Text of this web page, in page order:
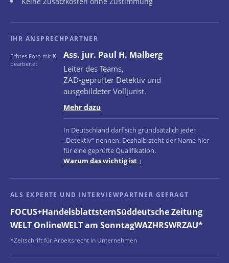
ALS EXPERTE UND INTERVIEWPARTNER GEFRAGT
FOCUS+HandelsblattsternSüddeutsche Zeitung
WELT OnlineWELT am SonntagWAZHRSWRZAU*
*Zeitschrift für Arbeitsrecht in Unternehmen
IHR ANSPRECHPARTNER
Echtes Foto mit KI
bearbeitet
Ass. jur. Paul H. Malberg
Leiter des Teams,
ZAD-geprüfter Detektiv und
ausgebildeter Volljurist.
Mehr dazu
In Deutschland darf sich grundsätzlich jeder
„Detektiv“ nennen. Deshalb steht der Name hier
für eine geprüfte Qualifikation.
Warum das wichtig ist ↓